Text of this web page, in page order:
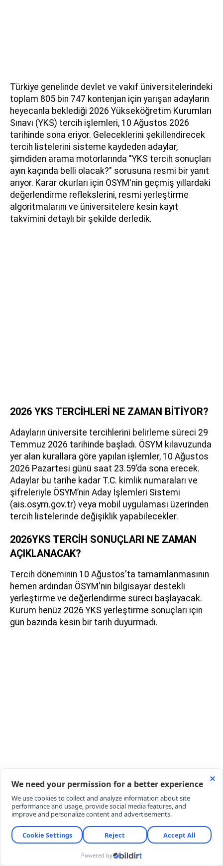
Türkiye genelinde devlet ve vakıf üniversitelerindeki
toplam 805 bin 747 kontenjan için yarışan adayların
heyecanla beklediği 2026 Yükseköğretim Kurumları
Sınavı (YKS) tercih işlemleri, 10 Ağustos 2026
tarihinde sona eriyor. Geleceklerini şekillendirecek
tercih listelerini sisteme kaydeden adaylar,
şimdiden arama motorlarında "YKS tercih sonuçları
ayın kaçında belli olacak?" sorusuna resmi bir yanıt
arıyor. Karar okurları için ÖSYM'nin geçmiş yıllardaki
değerlendirme reflekslerini, resmi yerleştirme
algoritmalarını ve üniversitelere kesin kayıt
takvimini detaylı bir şekilde derledik.
2026 YKS TERCİHLERİ NE ZAMAN BİTİYOR?
Adayların üniversite tercihlerini belirleme süreci 29
Temmuz 2026 tarihinde başladı. ÖSYM kılavuzunda
yer alan kurallara göre yapılan işlemler, 10 Ağustos
2026 Pazartesi günü saat 23.59’da sona erecek.
Adaylar bu tarihe kadar T.C. kimlik numaraları ve
şifreleriyle ÖSYM’nin Aday İşlemleri Sistemi
(ais.osym.gov.tr) veya mobil uygulaması üzerinden
tercih listelerinde değişiklik yapabilecekler.
2026YKS TERCİH SONUÇLARI NE ZAMAN
AÇIKLANACAK?
Tercih döneminin 10 Ağustos'ta tamamlanmasının
hemen ardından ÖSYM'nin bilgisayar destekli
yerleştirme ve değerlendirme süreci başlayacak.
Kurum henüz 2026 YKS yerleştirme sonuçları için
gün bazında kesin bir tarih duyurmadı.